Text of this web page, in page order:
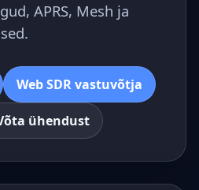
APRS, Mesh ja
Web SDR vastuvõtja
ühendust